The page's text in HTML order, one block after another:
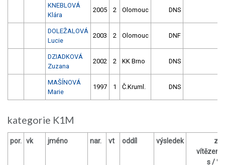
KNEBLOVÁ
Klára
2005 2 Olomouc DNS
DOLEŽALOVÁ
Lucie
2003 2 Olomouc DNF
DZIADKOVÁ
Zuzana
2002 2 KK Brno DNS
MAŠÍNOVÁ
Marie
1997 1 Č.Kruml. DNS
kategorie K1M
por. vk jméno nar. vt oddíl výsledek
za
vítězem
s / %